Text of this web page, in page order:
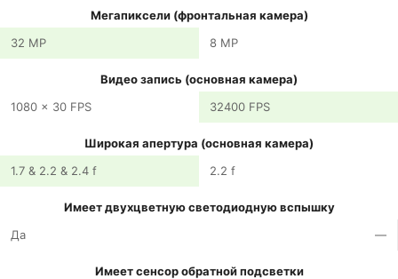
Мегапиксели (фронтальная камера)
32 MP
8 MP
Видео запись (основная камера)
1080 x 30 FPS
32400 FPS
Широкая апертура (основная камера)
1.7 & 2.2 & 2.4 f
2.2 f
Имеет двухцветную светодиодную вспышку
Да
—
Имеет сенсор обратной подсветки